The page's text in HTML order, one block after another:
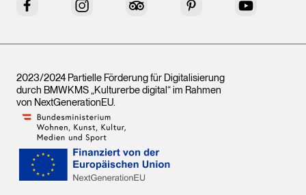
Facebook Instagram Tripadvisor Pinterest YouTube
2023/2024 Partielle Förderung für Digitalisierung
durch BMWKMS „Kulturerbe digital“ im Rahmen
von NextGenerationEU.